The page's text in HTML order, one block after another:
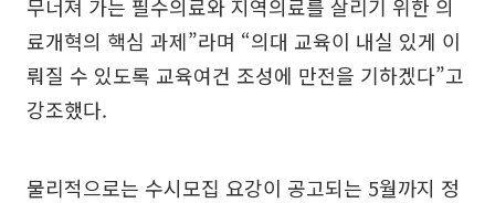
무너져 가는 필수의료와 지역의료를 살리기 위한 의
료개혁의 핵심 과제”라며 “의대 교육이 내실 있게 이
뤄질 수 있도록 교육여건 조성에 만전을 기하겠다”고
강조했다.
물리적으로는 수시모집 요강이 공고되는 5월까지 정